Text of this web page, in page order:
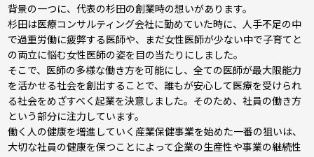
背景の一つに、代表の杉田の創業時の想いがあります。
杉田は医療コンサルティング会社に勤めていた時に、人手不足の中
で過重労働に疲弊する医師や、まだ女性医師が少ない中で子育てと
の両立に悩む女性医師の姿を目の当たりにしました。
そこで、医師の多様な働き方を可能にし、全ての医師が最大限能力
を活かせる社会を創出することで、誰もが安心して医療を受けられ
る社会をめざすべく起業を決意しました。そのため、社員の働き方
という部分に注力しています。
働く人の健康を増進していく産業保健事業を始めた一番の狙いは、
大切な社員の健康を保つことによって企業の生産性や事業の継続性